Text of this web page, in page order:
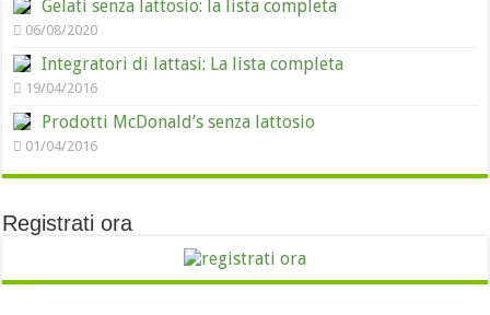
Gelati senza lattosio: la lista completa
06/08/2020
Integratori di lattasi: La lista completa
19/04/2016
Prodotti McDonald’s senza lattosio
01/04/2016
Registrati ora